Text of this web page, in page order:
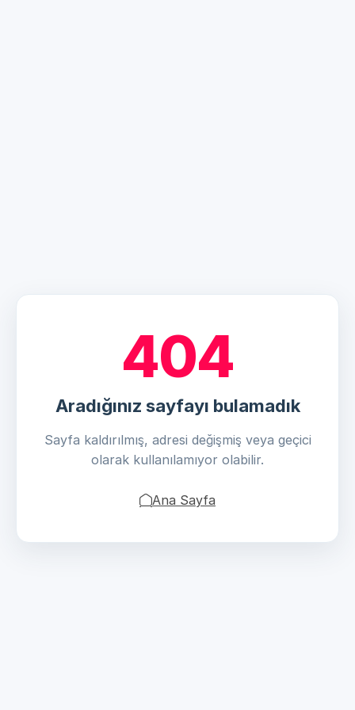
404
Aradığınız sayfayı bulamadık
Sayfa kaldırılmış, adresi değişmiş veya geçici
olarak kullanılamıyor olabilir.
Ana Sayfa